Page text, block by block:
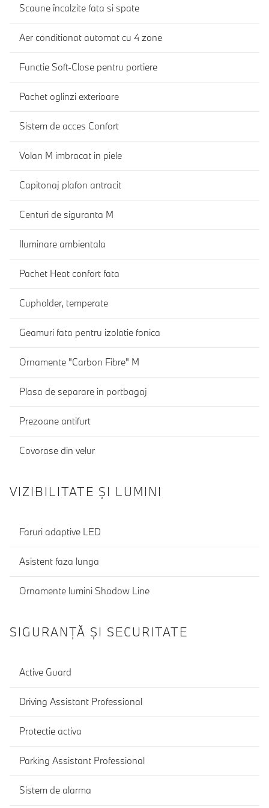
Scaune încalzite fata si spate
Aer conditionat automat cu 4 zone
Functie Soft-Close pentru portiere
Pachet oglinzi exterioare
Sistem de acces Confort
Volan M imbracat in piele
Capitonaj plafon antracit
Centuri de siguranta M
Iluminare ambientala
Pachet Heat confort fata
Cupholder, temperate
Geamuri fata pentru izolatie fonica
Ornamente "Carbon Fibre" M
Plasa de separare in portbagaj
Prezoane antifurt
Covorase din velur
VIZIBILITATE ȘI LUMINI
Faruri adaptive LED
Asistent faza lunga
Ornamente lumini Shadow Line
SIGURANŢĂ ŞI SECURITATE
Active Guard
Driving Assistant Professional
Protectie activa
Parking Assistant Professional
Sistem de alarma